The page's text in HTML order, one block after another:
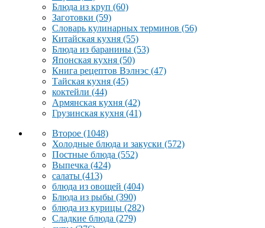
Блюда из круп (60)
Заготовки (59)
Словарь кулинарных терминов (56)
Китайская кухня (55)
Блюда из баранины (53)
Японская кухня (50)
Книга рецептов Вэлнэс (47)
Тайская кухня (45)
коктейли (44)
Армянская кухня (42)
Грузинская кухня (41)
Второе (1048)
Холодные блюда и закуски (572)
Постные блюда (552)
Выпечка (424)
салаты (413)
блюда из овощей (404)
Блюда из рыбы (390)
блюда из курицы (282)
Сладкие блюда (279)